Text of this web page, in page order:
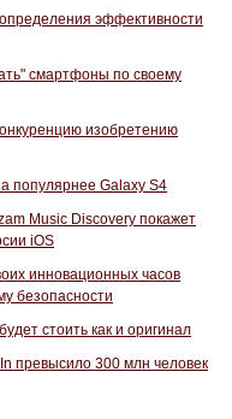
эффективности
смартфоны по своему
изобретению
популярнее Galaxy S4
Music Discovery покажет
iOS
инновационных часов
безопасности
стоить как и оригинал
превысило 300 млн человек